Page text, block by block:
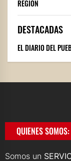
REGIÓN
DESTACADAS
EL DIARIO DEL
QUIENES SOMOS:
Somos un